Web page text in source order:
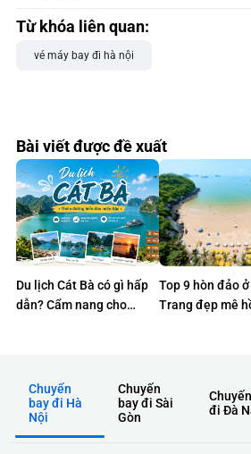
Từ khóa liên quan:
vé máy bay đi hà nội
Bài viết được đề xuất
Du lịch Cát Bà có gì hấp
dẫn? Cẩm nang cho
Top 9 hòn đảo ở
Trang đẹp mê
Chuyến
bay đi Hà
Nội
Chuyến
bay đi Sài
Gòn
đi Đà